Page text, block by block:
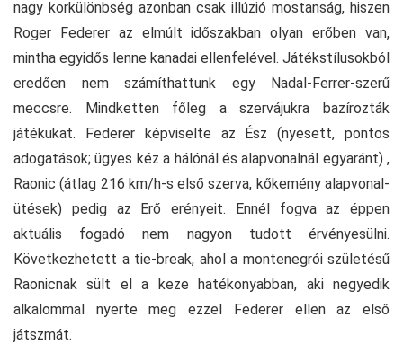
nagy korkülönbség azonban csak illúzió mostanság, hiszen
Roger Federer az elmúlt időszakban olyan erőben van,
mintha egyidős lenne kanadai ellenfelével. Játékstílusokból
eredően nem számíthattunk egy Nadal-Ferrer-szerű
meccsre. Mindketten főleg a szervájukra bazírozták
játékukat. Federer képviselte az Ész (nyesett, pontos
adogatások; ügyes kéz a hálónál és alapvonalnál egyaránt) ,
Raonic (átlag 216 km/h-s első szerva, kőkemény alapvonal-
ütések) pedig az Erő erényeit. Ennél fogva az éppen
aktuális fogadó nem nagyon tudott érvényesülni.
Következhetett a tie-break, ahol a montenegrói születésű
Raonicnak sült el a keze hatékonyabban, aki negyedik
alkalommal nyerte meg ezzel Federer ellen az első
játszmát.